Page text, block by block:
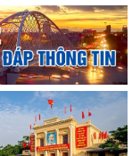
liệu y tế và tạo lập Sổ
giáo của Đảng
DỰNG THÀNH PHỐ